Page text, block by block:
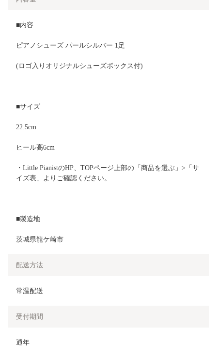
■内容
ピアノシューズ パールシルバー 1足
(ロゴ入りオリジナルシューズボックス付)
■サイズ
22.5cm
ヒール高6cm
・Little PianistのHP、TOPページ上部の「商品を選ぶ」>「サ
イズ表」よりご確認ください。
■製造地
茨城県龍ケ崎市
配送方法
常温配送
受付期間
通年